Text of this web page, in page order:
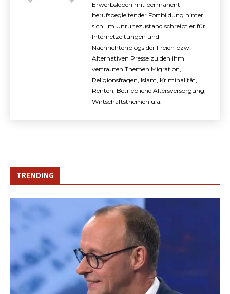
Erwerbsleben mit permanent
berufsbegleitender Fortbildung hinter
sich. Im Unruhezustand schreibt er für
Internetzeitungen und
Nachrichtenblogs der Freien bzw.
Alternativen Presse zu den ihm
vertrauten Themen Migration,
Religionsfragen, Islam, Kriminalität,
Renten, Betriebliche Altersversorgung,
Wirtschaftsthemen u.a.
TRENDING